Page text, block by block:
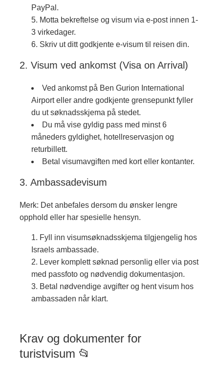
PayPal.
Motta bekreftelse og visum via e-post innen 1-
3 virkedager.
Skriv ut ditt godkjente e-visum til reisen din.
2. Visum ved ankomst (Visa on Arrival)
Ved ankomst på Ben Gurion International
Airport eller andre godkjente grensepunkt fyller
du ut søknadsskjema på stedet.
Du må vise gyldig pass med minst 6
måneders gyldighet, hotellreservasjon og
returbillett.
Betal visumavgiften med kort eller kontanter.
3. Ambassadevisum
Merk: Det anbefales dersom du ønsker lengre
opphold eller har spesielle hensyn.
Fyll inn visumsøknadsskjema tilgjengelig hos
Israels ambassade.
Lever komplett søknad personlig eller via post
med passfoto og nødvendig dokumentasjon.
Betal nødvendige avgifter og hent visum hos
ambassaden når klart.
Krav og dokumenter for
turistvisum 📂